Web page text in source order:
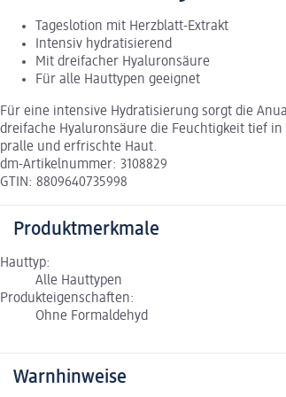
Tageslotion mit Herzblatt-Extrakt
Intensiv hydratisierend
Mit dreifacher Hyaluronsäure
Für alle Hauttypen geeignet
Für eine intensive Hydratisierung sorgt die
dreifache Hyaluronsäure die Feuchtigkeit tief
pralle und erfrischte Haut.
dm-Artikelnummer: 3108829
GTIN: 8809640735998
Produktmerkmale
Hauttyp:
Alle Hauttypen
Produkteigenschaften:
Ohne Formaldehyd
Warnhinweise